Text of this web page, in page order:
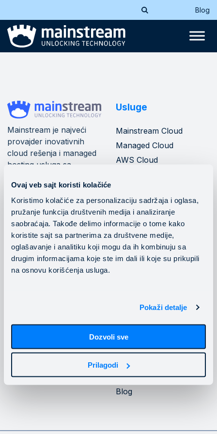
Ovaj veb sajt koristi kolačiće
Koristimo kolačiće za personalizaciju sadržaja i oglasa,
pružanje funkcija društvenih medija i analiziranje
saobraćaja. Takođe delimo informacije o tome kako
koristite sajt sa partnerima za društvene medije,
oglašavanje i analitiku koji mogu da ih kombinuju sa
drugim informacijama koje ste im dali ili koje su prikupili
na osnovu korišćenja usluga.
Pokaži detalje
Dozvoli sve
Prilagodi
Blog
Mainstream je najveći
provajder inovativnih
cloud rešenja i managed
hosting usluga sa
centara u jugoistočnoj
Evropi.
Pratite nas
Usluge
Mainstream Cloud
Managed Cloud
AWS Cloud
cloud
DevOps operacije
Konsalting usluge
Politika privatnosti
O Mainstream-u
Upoznajte Mainstream
infrastrukturu
Naši klijenti
Karijera
Blog